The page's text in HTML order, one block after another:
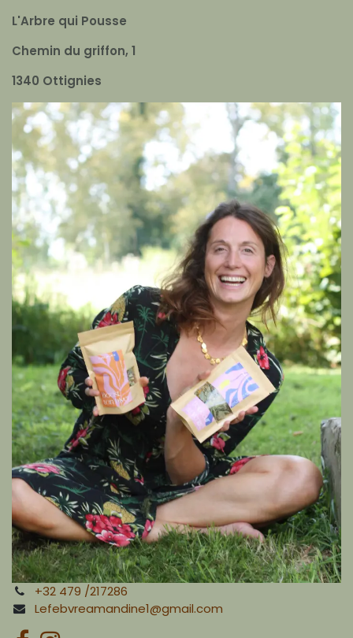
L'Arbre qui Pousse
Chemin du griffon, 1
1340 Ottignies
+32 479 /217286
Lefebvreamandine1@gmail.com